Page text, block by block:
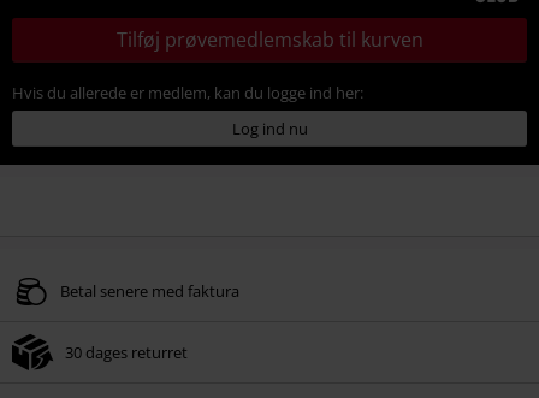
Tilføj prøvemedlemskab til kurven
Hvis du allerede er medlem, kan du logge ind her:
Log ind nu
Betal senere med faktura
30 dages returret